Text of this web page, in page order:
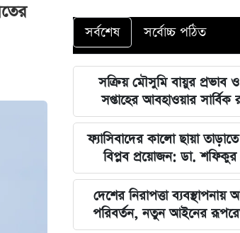
সর্বশেষ সর্বোচ্চ পঠিত
সক্রিয় মৌসুমি বায়ুর প্রভাব
সপ্তাহের আবহাওয়ার সার্বিক
ফ্যাসিবাদের কালো ছায়া
বিপ্লব প্রয়োজন: ডা. শফিকুর
দেশের নিরাপত্তা
পরিবর্তন, নতুন আইনের